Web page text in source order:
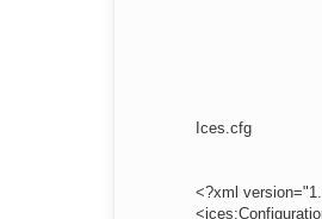
Ices.cfg
<?xml